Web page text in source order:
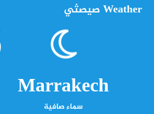
Weather صيصثي
Marrakech
سماء صافية